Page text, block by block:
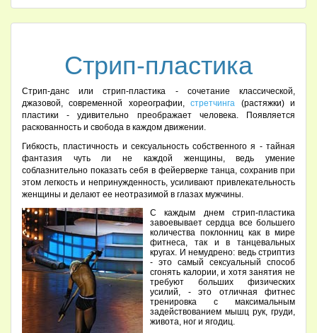
Стрип-пластика
Стрип-данс или стрип-пластика - сочетание классической,
джазовой, современной хореографии,стретчинга (растяжки) и
пластики - удивительно преображает человека. Появляется
раскованность и свобода в каждом движении.
Гибкость, пластичность и сексуальность собственного я - тайная
фантазия чуть ли не каждой женщины, ведь умение
соблазнительно показать себя в фейерверке танца, сохранив при
этом легкость и непринужденность, усиливают привлекательность
женщины и делают ее неотразимой в глазах мужчины.
С каждым днем стрип-пластика
завоевывает сердца все большего
количества поклонниц как в мире
фитнеса, так и в танцевальных
кругах. И немудрено: ведь стриптиз
- это самый сексуальный способ
сгонять калории, и хотя занятия не
требуют больших физических
усилий, - это отличная фитнес
тренировка с максимальным
задействованием мышц рук, груди,
живота, ног и ягодиц.